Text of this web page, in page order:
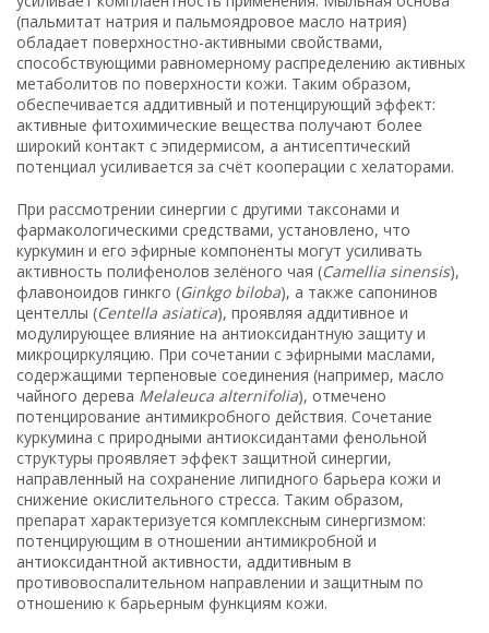
(пальмитат натрия и пальмоядровое масло натрия)
обладает поверхностно-активными свойствами,
способствующими равномерному распределению активных
метаболитов по поверхности кожи. Таким образом,
обеспечивается аддитивный и потенцирующий эффект:
активные фитохимические вещества получают более
широкий контакт с эпидермисом, а антисептический
потенциал усиливается за счёт кооперации с хелаторами.
При рассмотрении синергии с другими таксонами и
фармакологическими средствами, установлено, что
куркумин и его эфирные компоненты могут усиливать
активность полифенолов зелёного чая (Camellia sinensis),
флавоноидов гинкго (Ginkgo biloba), а также сапонинов
центеллы (Centella asiatica), проявляя аддитивное и
модулирующее влияние на антиоксидантную защиту и
микроциркуляцию. При сочетании с эфирными маслами,
содержащими терпеновые соединения (например, масло
чайного дерева Melaleuca alternifolia), отмечено
потенцирование антимикробного действия. Сочетание
куркумина с природными антиоксидантами фенольной
структуры проявляет эффект защитной синергии,
направленный на сохранение липидного барьера кожи и
снижение окислительного стресса. Таким образом,
препарат характеризуется комплексным синергизмом:
потенцирующим в отношении антимикробной и
антиоксидантной активности, аддитивным в
противовоспалительном направлении и защитным по
отношению к барьерным функциям кожи.